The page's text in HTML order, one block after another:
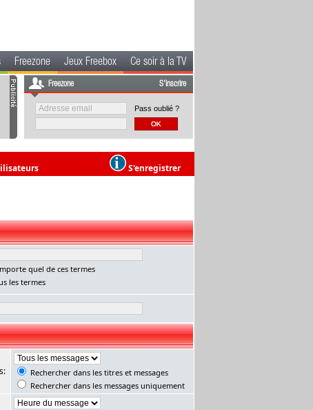
Freezone Jeux Freebox Ce soir à la TV
Freezone S'inscrire
Pass oublié ?
S'enregistrer
quel de ces termes
les termes
Rechercher dans les titres et messages
Rechercher dans les messages uniquement